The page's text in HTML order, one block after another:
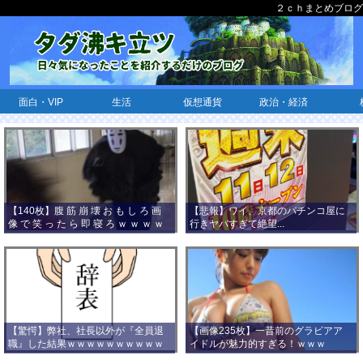
２ｃｈまとめブログ
面白・VIP 生活 仮想通貨 政治・経済
【140枚】腹 筋 崩 壊 お も し ろ 画
像 で 笑 っ た ら 即 寝 ろ ｗ ｗ ｗ ｗ
ｗ ｗ ｗ ｗ ｗ ｗ ｗ ｗ
【悲報】ワイ、京都のパチンコ屋に
行きヤバすぎて絶望...
【驚愕】弊社、社長以外が『全員退
職』した結果ｗｗｗｗｗｗｗｗｗｗ
ｗｗｗ
【画像235枚】一昔前のグラビアア
イドルが魅力的すぎる！ｗｗｗ